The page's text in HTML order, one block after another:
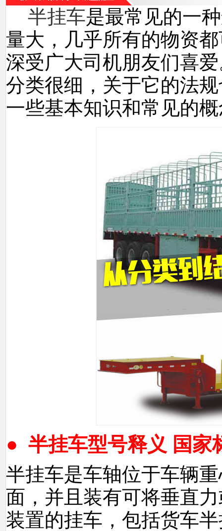
半挂车是最常见的一
量大，几乎所有的物资
深受广大司机朋友们喜
分类很细，关于它的法
一些基本知识和常见的
● 半挂车型号释义 国家
半挂车是车轴位于车辆
面，并且装有可将垂直
装置的挂车，包括货车